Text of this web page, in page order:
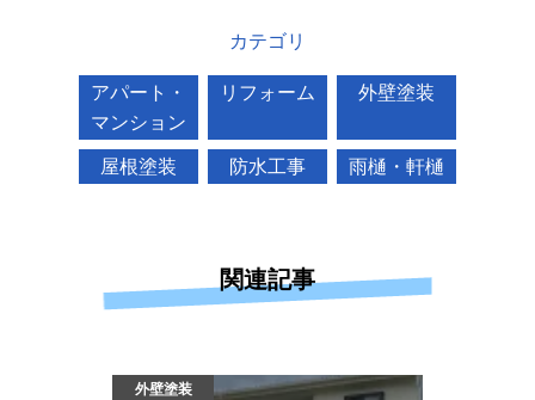
カテゴリ
アパート・
マンション
リフォーム 外壁塗装
屋根塗装 防水工事 雨樋・軒樋
関連記事
外壁塗装